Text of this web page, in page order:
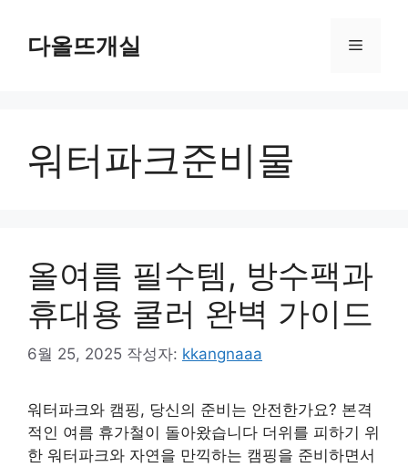
다올뜨개실 메
워터파크준비물
올여름 필수템, 방수팩과
휴대용 쿨러 완벽 가이드
6월 25, 2025 작성자: kkangnaaa
워터파크와 캠핑, 당신의 준비는 안전한가요? 본격
적인 여름 휴가철이 돌아왔습니다 더위를 피하기 위
한 워터파크와 자연을 만끽하는 캠핑을 준비하면서